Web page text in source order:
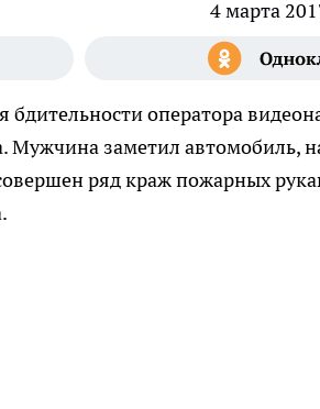
4 марта
оператора
Мужчина заметил автомобиль,
ряд краж пожарных